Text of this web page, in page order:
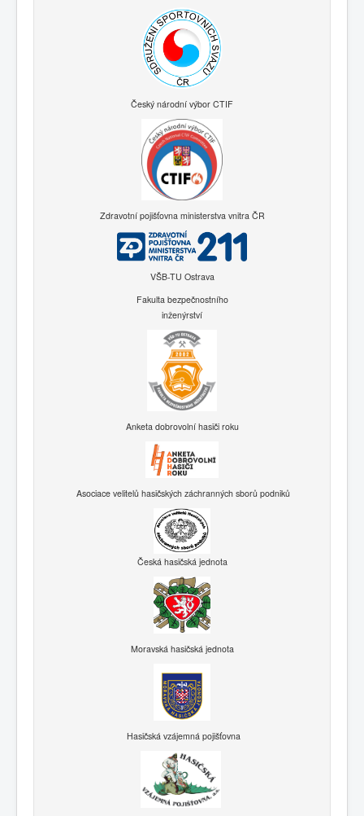
Český národní výbor CTIF
Zdravotní pojišťovna ministerstva vnitra ČR
VŠB-TU Ostrava
Fakulta bezpečnostního
inženýrství
Anketa dobrovolní hasiči roku
Asociace velitelů hasičských záchranných sborů podniků
Česká hasičská jednota
Moravská hasičská jednota
Hasičská vzájemná pojišťovna